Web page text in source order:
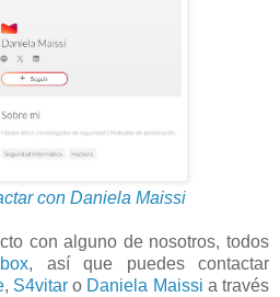
con Daniela Maissi
con alguno de nosotros, todos
, así que puedes contactar
, S4vitaro Daniela Maissi a través